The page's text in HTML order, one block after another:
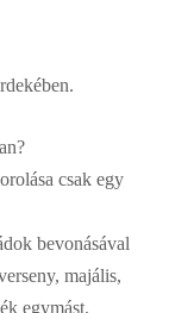
csak egy
bevonásával
majális,
egymást.